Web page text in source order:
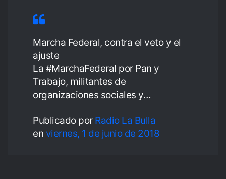
Marcha Federal, contra el veto y el
ajuste
La #MarchaFederal por Pan y
Trabajo, militantes de
organizaciones sociales y…
Publicado por Radio La Bulla
en viernes, 1 de junio de 2018